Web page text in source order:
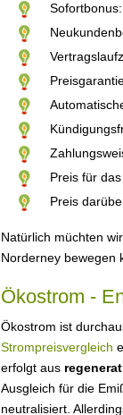
Sofortbonus:
Preis für
Preis
Natürlich müchten
Norderney bewegen
Ökostrom -
Ökostrom ist
Strompreisvergleich
erfolgt aus
Ausgleich für die
neutralisiert.